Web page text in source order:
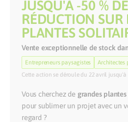
JUSQU'À -50 % DE
RÉDUCTION SUR
PLANTES
Vente exceptionnelle de stock
Entrepreneurs paysagistes Architectes
Cette action se déroule du 22 avril
Vous cherchez de grandes
pour sublimer un projet avec un
regard ?